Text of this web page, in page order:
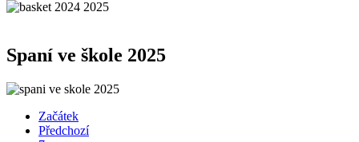
Spaní ve škole 2025
Začátek
Předchozí